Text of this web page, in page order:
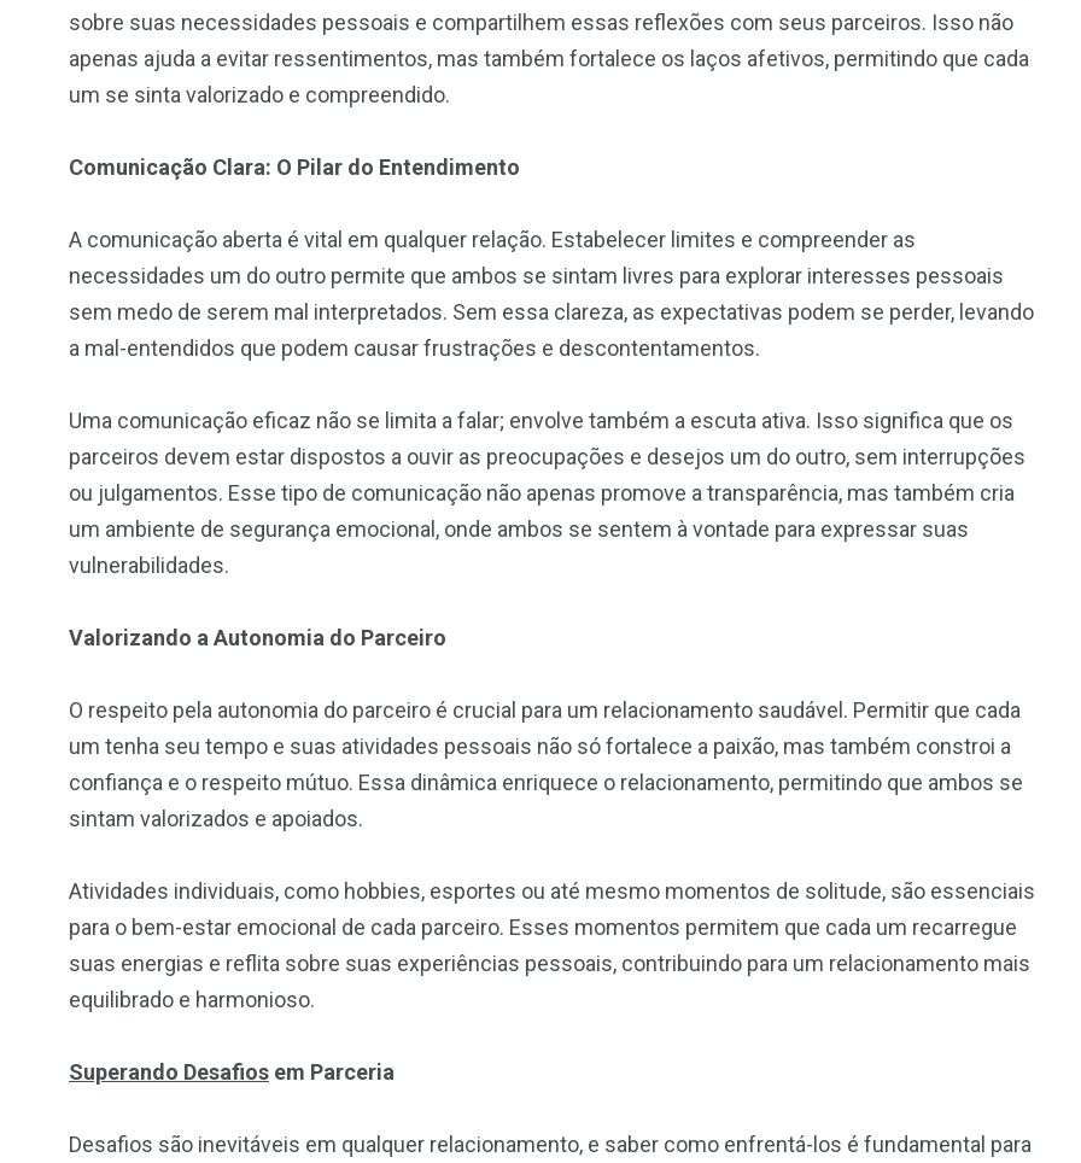
sobre suas necessidades pessoais e compartilhem essas reflexões com seus parceiros. Isso não
apenas ajuda a evitar ressentimentos, mas também fortalece os laços afetivos, permitindo que cada
um se sinta valorizado e compreendido.
Comunicação Clara: O Pilar do Entendimento
A comunicação aberta é vital em qualquer relação. Estabelecer limites e compreender as
necessidades um do outro permite que ambos se sintam livres para explorar interesses pessoais
sem medo de serem mal interpretados. Sem essa clareza, as expectativas podem se perder, levando
a mal-entendidos que podem causar frustrações e descontentamentos.
Uma comunicação eficaz não se limita a falar; envolve também a escuta ativa. Isso significa que os
parceiros devem estar dispostos a ouvir as preocupações e desejos um do outro, sem interrupções
ou julgamentos. Esse tipo de comunicação não apenas promove a transparência, mas também cria
um ambiente de segurança emocional, onde ambos se sentem à vontade para expressar suas
vulnerabilidades.
Valorizando a Autonomia do Parceiro
O respeito pela autonomia do parceiro é crucial para um relacionamento saudável. Permitir que cada
um tenha seu tempo e suas atividades pessoais não só fortalece a paixão, mas também constroi a
confiança e o respeito mútuo. Essa dinâmica enriquece o relacionamento, permitindo que ambos se
sintam valorizados e apoiados.
Atividades individuais, como hobbies, esportes ou até mesmo momentos de solitude, são essenciais
para o bem-estar emocional de cada parceiro. Esses momentos permitem que cada um recarregue
suas energias e reflita sobre suas experiências pessoais, contribuindo para um relacionamento mais
equilibrado e harmonioso.
Superando Desafios em Parceria
Desafios são inevitáveis em qualquer relacionamento, e saber como enfrentá-los é fundamental para